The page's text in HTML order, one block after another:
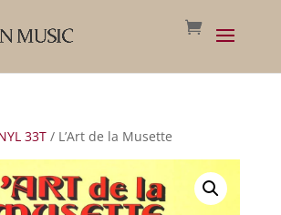
33T/ L’Art de la Musette